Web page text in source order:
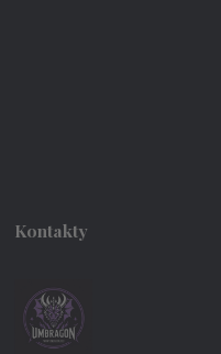
Kontakty